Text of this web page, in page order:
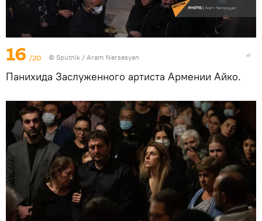
16 /20 © Sputnik / Aram Nersesyan
Панихида Заслуженного артиста Армении Айко.